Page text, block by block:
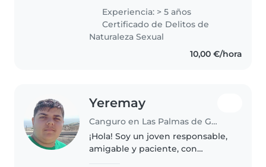
schools, including the
International School of
Eindhoven. I have experience
caring for children from..
Experiencia: > 5 años
Certificado de Delitos de
Naturaleza Sexual
10,00 €/hora
Yeremay
Canguro en Las Palmas de Gran Canaria
¡Hola! Soy un joven responsable,
amigable y paciente, con